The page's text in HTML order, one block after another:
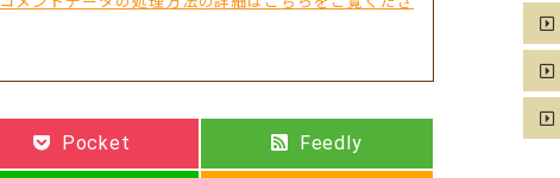
Pocket Feedly